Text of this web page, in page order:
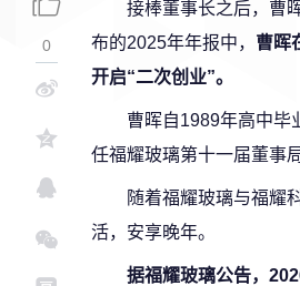
接棒董事长之后，曹
布的2025年年报中， 曹晖
开启“二次创业”。
曹晖自1989年高中毕
任福耀玻璃第十一届董事
随着福耀玻璃与福耀
活，安享晚年。
据福耀玻璃公告，
0